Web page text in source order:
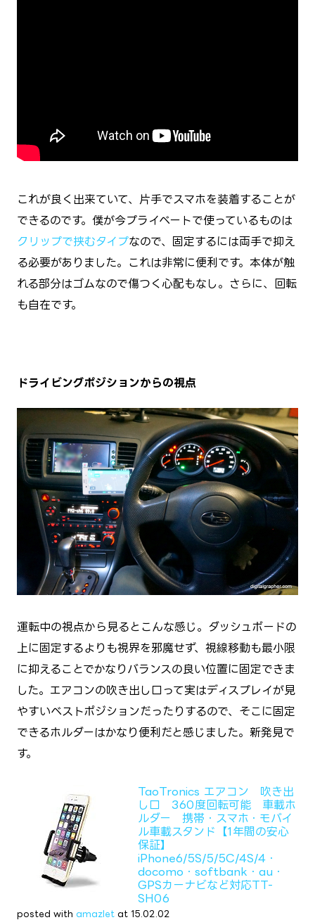
これが良く出来ていて、片手でスマホを装着することが
できるのです。僕が今プライベートで使っているものは
クリップで挟むタイプなので、固定するには両手で抑え
る必要がありました。これは非常に便利です。本体が触
れる部分はゴムなので傷つく心配もなし。さらに、回転
も自在です。
ドライビングポジションからの視点
運転中の視点から見るとこんな感じ。ダッシュボードの
上に固定するよりも視界を邪魔せず、視線移動も最小限
に抑えることでかなりバランスの良い位置に固定できま
した。エアコンの吹き出し口って実はディスプレイが見
やすいベストポジションだったりするので、そこに固定
できるホルダーはかなり便利だと感じました。新発見で
す。
TaoTronics エアコン 吹き出
し口 360度回転可能 車載ホ
ルダー 携帯・スマホ・モバイ
ル車載スタンド【1年間の安心
保証】
iPhone6/5S/5/5C/4S/4・
docomo・softbank・au・
GPSカーナビなど対応TT-
SH06
posted with amazlet at 15.02.02